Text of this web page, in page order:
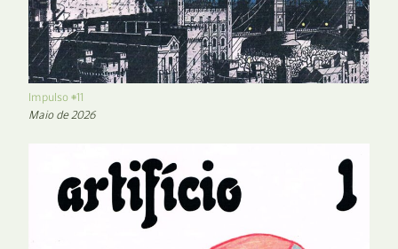
Impulso #11
Maio de 2026